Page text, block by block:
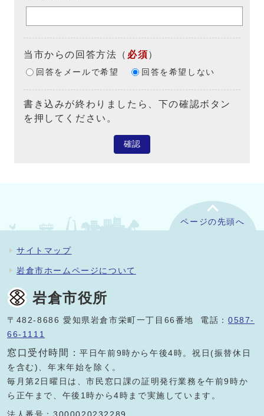
当市からの回答方法 （ 必須）
回答をメールで希望 回答を希望しない
書き込みが終わりましたら、下の確認ボタン
を押してください。
確認
ページの先頭へ
サイトマップ
岩倉市ホームページについて
岩倉市役所
〒482-8686 愛知県岩倉市栄町一丁目66番地 電話：0587-
66-1111
窓口受付時間：平日午前9時から午後4時。祝日(振替休日
を含む)、年末年始を除く。
毎月第2日曜日は、市民窓口課の証明発行業務を午前9時か
ら正午まで、午後1時から4時まで実施しています。